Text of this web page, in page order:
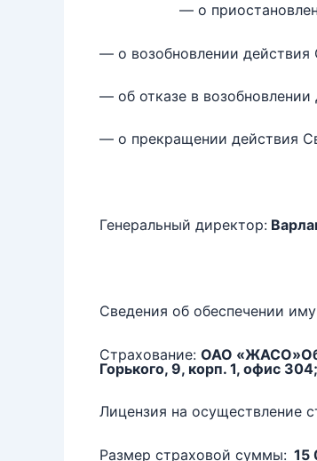
— о приостановлении
— о возобновлении
— об отказе в
— о прекращении действия
Генеральный директор:
Сведения об обеспечении
Страхование: ОАО
Горького, 9, корп. 1, офис 304;
Лицензия на осуществление
Размер страховой суммы: 15